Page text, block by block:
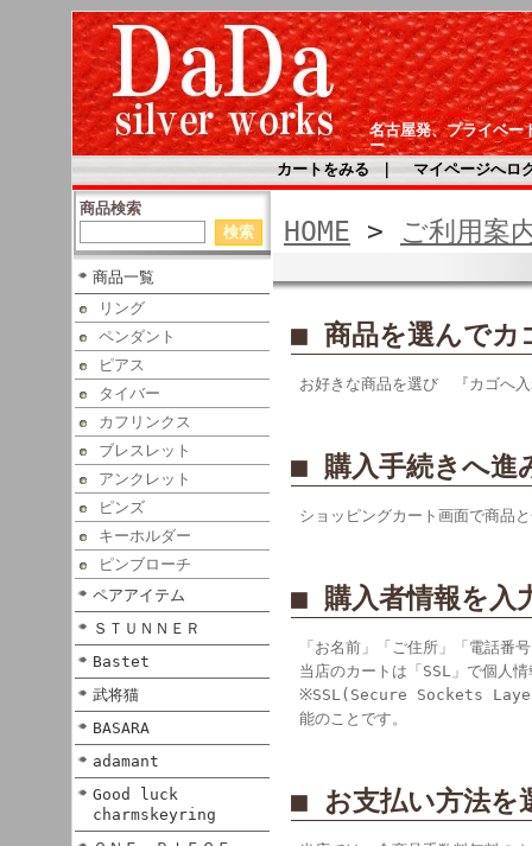
シルバーアクセサリー DaDa
名古屋発、プライベ
ー
カートをみる
マイページへロ
商品検索
商品一覧
リング
ペンダント
ピアス
タイバー
カフリンクス
ブレスレット
アンクレット
ピンズ
キーホルダー
ピンブローチ
ペアアイテム
ＳＴＵＮＮＥＲ
Bastet
武将猫
BASARA
adamant
Good luck
charmskeyring
HOME > ご利用案
■ 商品を選んでカ
お好きな商品を選び 『カゴへ
■ 購入手続きへ進
ショッピングカート画面で商
■ 購入者情報を入
「お名前」「ご住所」「電話番
当店のカートは「SSL」で個人
※SSL(Secure Sockets Layer)
能のことです。
■ お支払い方法を